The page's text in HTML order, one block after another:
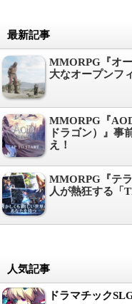
最新記事
MMORPG『オ
大なオープンフ
MMORPG『
ドラゴン）』事
え！
MMORPG『テ
人が熱狂する「
人気記事
ドラマチック